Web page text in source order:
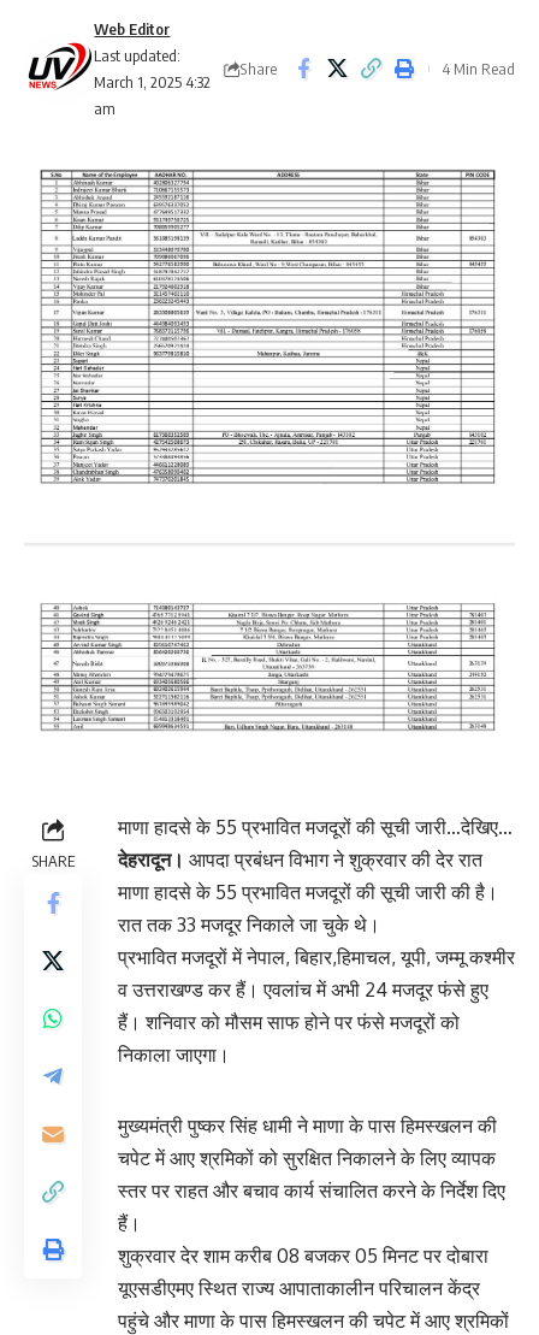
Last updated:
March 1, 2025 4:32
am
Web Editor
Share 4 Min Read
SHARE
माणा हादसे के 55 प्रभावित मजदूरों की सूची जारी…देखिए…
देहरादून। आपदा प्रबंधन विभाग ने शुक्रवार की देर रात
माणा हादसे के 55 प्रभावित मजदूरों की सूची जारी की है।
रात तक 33 मजदूर निकाले जा चुके थे।
प्रभावित मजदूरों में नेपाल, बिहार,हिमाचल, यूपी, जम्मू कश्मीर
व उत्तराखण्ड कर हैं। एवलांच में अभी 24 मजदूर फंसे हुए
हैं। शनिवार को मौसम साफ होने पर फंसे मजदूरों को
निकाला जाएगा।
मुख्यमंत्री पुष्कर सिंह धामी ने माणा के पास हिमस्खलन की
चपेट में आए श्रमिकों को सुरक्षित निकालने के लिए व्यापक
स्तर पर राहत और बचाव कार्य संचालित करने के निर्देश दिए
हैं।
शुक्रवार देर शाम करीब 08 बजकर 05 मिनट पर दोबारा
यूएसडीएमए स्थित राज्य आपाताकालीन परिचालन केंद्र
पहुंचे और माणा के पास हिमस्खलन की चपेट में आए श्रमिकों